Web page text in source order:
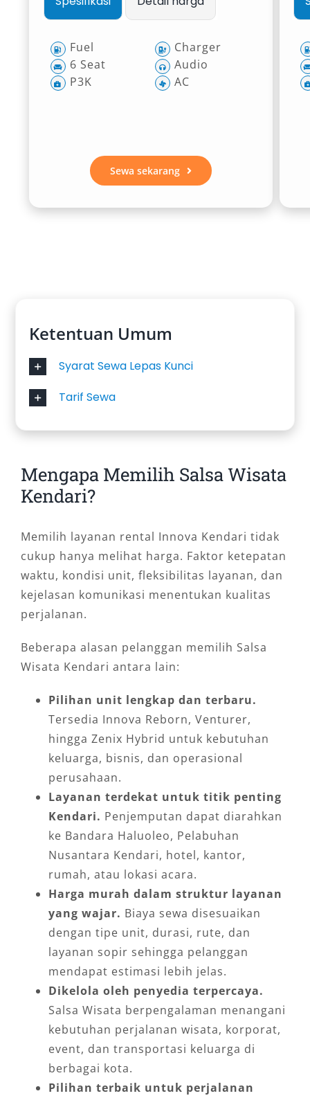
Fuel
6 Seat
P3K
Charger
Audio
AC
Sewa sekarang
Ketentuan Umum
Syarat Sewa Lepas Kunci
Tarif Sewa
Mengapa Memilih Salsa Wisata
Kendari?
Memilih layanan rental Innova Kendari tidak
cukup hanya melihat harga. Faktor ketepatan
waktu, kondisi unit, fleksibilitas layanan, dan
kejelasan komunikasi menentukan kualitas
perjalanan.
Beberapa alasan pelanggan memilih Salsa
Wisata Kendari antara lain:
Pilihan unit lengkap dan terbaru.
Tersedia Innova Reborn, Venturer,
hingga Zenix Hybrid untuk kebutuhan
keluarga, bisnis, dan operasional
perusahaan.
Layanan terdekat untuk titik penting
Kendari. Penjemputan dapat diarahkan
ke Bandara Haluoleo, Pelabuhan
Nusantara Kendari, hotel, kantor,
rumah, atau lokasi acara.
Harga murah dalam struktur layanan
yang wajar. Biaya sewa disesuaikan
dengan tipe unit, durasi, rute, dan
layanan sopir sehingga pelanggan
mendapat estimasi lebih jelas.
Dikelola oleh penyedia terpercaya.
Salsa Wisata berpengalaman menangani
kebutuhan perjalanan wisata, korporat,
event, dan transportasi keluarga di
berbagai kota.
Pilihan terbaik untuk perjalanan